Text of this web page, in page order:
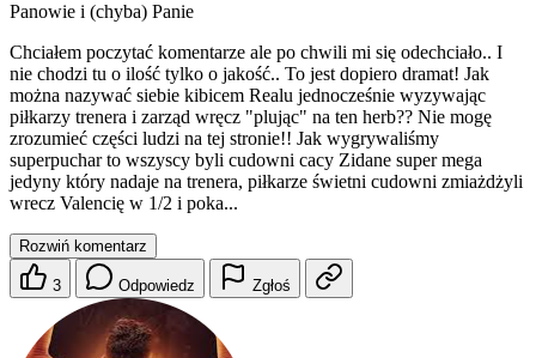
Panowie i (chyba) Panie
Chciałem poczytać komentarze ale po chwili mi się odechciało.. I
nie chodzi tu o ilość tylko o jakość.. To jest dopiero dramat! Jak
można nazywać siebie kibicem Realu jednocześnie wyzywając
piłkarzy trenera i zarząd wręcz "plując" na ten herb?? Nie mogę
zrozumieć części ludzi na tej stronie!! Jak wygrywaliśmy
superpuchar to wszyscy byli cudowni cacy Zidane super mega
jedyny który nadaje na trenera, piłkarze świetni cudowni zmiażdżyli
wrecz Valencię w 1/2 i poka...
Rozwiń komentarz
3 Odpowiedz Zgłoś